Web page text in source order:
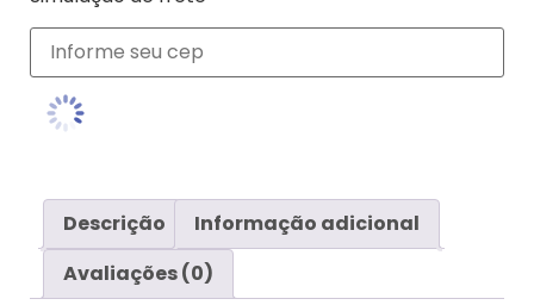
Descrição
Informação adicional
Avaliações (0)